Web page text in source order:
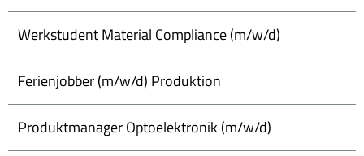
Werkstudent Material Compliance (m/w/d)
Ferienjobber (m/w/d) Produktion
Produktmanager Optoelektronik (m/w/d)